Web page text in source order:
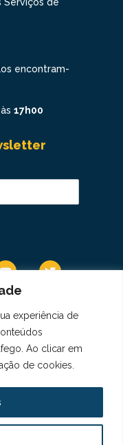
experiência de
Ao clicar em
de cookies.
encontram-
às 17h00
de acordo
de Portugal.
a nossa